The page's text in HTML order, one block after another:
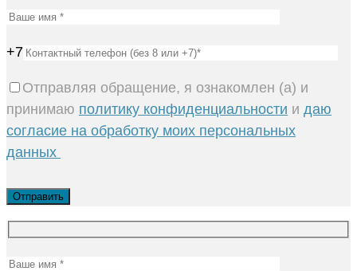
+7
Отправляя обращение, я ознакомлен (а) и
принимаю политику конфиденциальности и даю
согласие на обработку моих персональных
данных